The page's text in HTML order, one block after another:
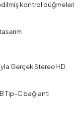
kontrol düğmeleri
Gerçek Stereo HD
Tip-C bağlantı